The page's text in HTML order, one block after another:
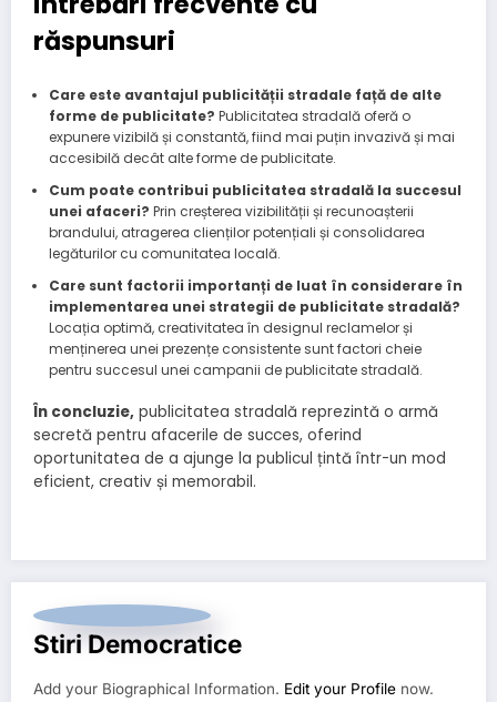
răspunsuri
Care este avantajul publicității stradale față de alte
forme de publicitate? Publicitatea stradală oferă o
expunere vizibilă și constantă, fiind mai puțin invazivă și mai
accesibilă decât alte forme de publicitate.
Cum poate contribui publicitatea stradală la succesul
unei afaceri? Prin creșterea vizibilității și recunoașterii
brandului, atragerea clienților potențiali și consolidarea
legăturilor cu comunitatea locală.
Care sunt factorii importanți de luat în considerare în
implementarea unei strategii de publicitate stradală?
Locația optimă, creativitatea în designul reclamelor și
menținerea unei prezențe consistente sunt factori cheie
pentru succesul unei campanii de publicitate stradală.
În concluzie, publicitatea stradală reprezintă o armă
secretă pentru afacerile de succes, oferind
oportunitatea de a ajunge la publicul țintă într-un mod
eficient, creativ și memorabil.
Stiri Democratice
Add your Biographical Information. Edit your Profile now.